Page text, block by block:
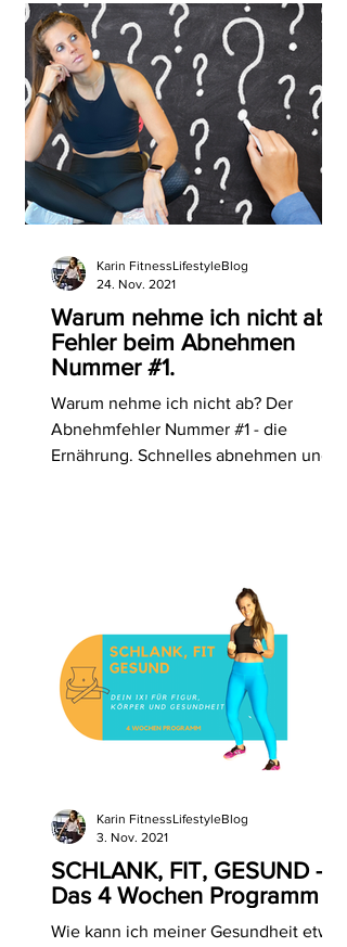
Warum nehme ich nicht ab?
Fehler beim Abnehmen
Nummer #1.
Warum nehme ich nicht ab? Der
Abnehmfehler Nummer #1 - die
Ernährung. Schnelles abnehmen und
Karin FitnessLifestyleBlog
24. Nov. 2021
SCHLANK, FIT, GESUND -
Das 4 Wochen Programm
Wie kann ich meiner Gesundheit etwas
Karin FitnessLifestyleBlog
3. Nov. 2021